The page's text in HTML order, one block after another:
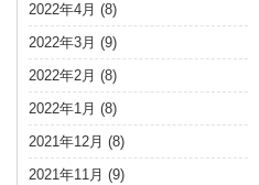
2022年4月 (8)
2022年3月 (9)
2022年2月 (8)
2022年1月 (8)
2021年12月 (8)
2021年11月 (9)